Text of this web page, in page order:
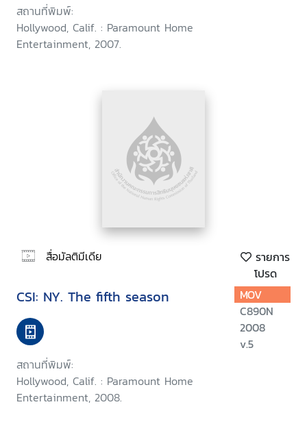
สถานที่พิมพ์:
Hollywood, Calif. : Paramount Home
Entertainment, 2007.
สื่อมัลติมีเดีย
รายการ
โปรด
CSI: NY. The fifth season
สถานที่พิมพ์:
Hollywood, Calif. : Paramount Home
Entertainment, 2008.
MOV
C890N
2008
v.5